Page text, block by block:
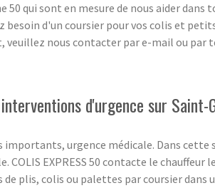
50 qui sont en mesure de nous aider dans
besoin d'un coursier pour vos colis et
nous contacter par e-mail ou par
d'urgence sur Saint-
importants, urgence médicale. Dans
COLIS EXPRESS 50 contacte le chauffeur
plis, colis ou palettes par coursier dans